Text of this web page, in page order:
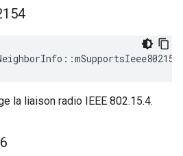
::mSupportsIeee802154
la liaison radio IEEE 802.15.4.